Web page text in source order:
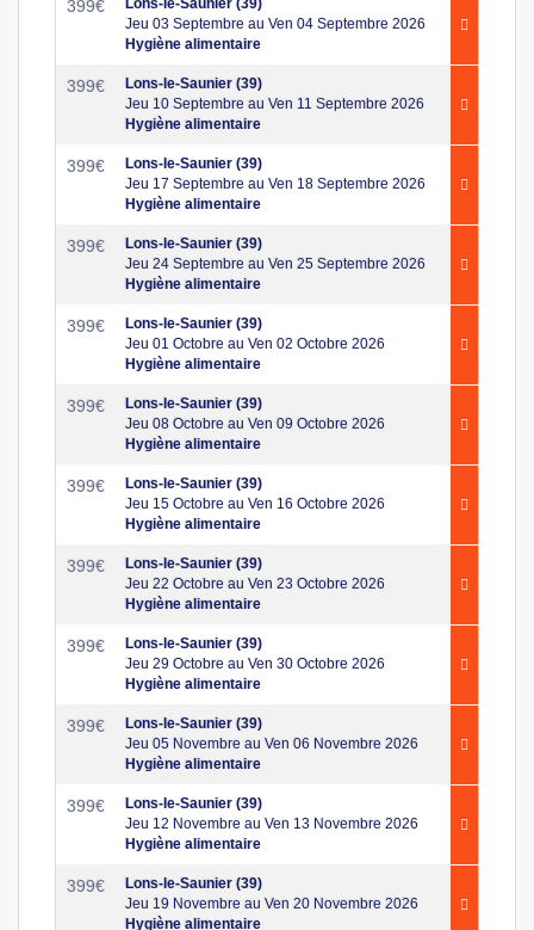
399€
Jeu 03 Septembre au Ven 04 Septembre 2026
Hygiène alimentaire
399€
Lons-le-Saunier (39)
Jeu 10 Septembre au Ven 11 Septembre 2026
Hygiène alimentaire
399€
Lons-le-Saunier (39)
Jeu 17 Septembre au Ven 18 Septembre 2026
Hygiène alimentaire
399€
Lons-le-Saunier (39)
Jeu 24 Septembre au Ven 25 Septembre 2026
Hygiène alimentaire
399€
Lons-le-Saunier (39)
Jeu 01 Octobre au Ven 02 Octobre 2026
Hygiène alimentaire
399€
Lons-le-Saunier (39)
Jeu 08 Octobre au Ven 09 Octobre 2026
Hygiène alimentaire
399€
Lons-le-Saunier (39)
Jeu 15 Octobre au Ven 16 Octobre 2026
Hygiène alimentaire
399€
Lons-le-Saunier (39)
Jeu 22 Octobre au Ven 23 Octobre 2026
Hygiène alimentaire
399€
Lons-le-Saunier (39)
Jeu 29 Octobre au Ven 30 Octobre 2026
Hygiène alimentaire
399€
Lons-le-Saunier (39)
Jeu 05 Novembre au Ven 06 Novembre 2026
Hygiène alimentaire
399€
Lons-le-Saunier (39)
Jeu 12 Novembre au Ven 13 Novembre 2026
Hygiène alimentaire
399€
Lons-le-Saunier (39)
Jeu 19 Novembre au Ven 20 Novembre 2026
Hygiène alimentaire